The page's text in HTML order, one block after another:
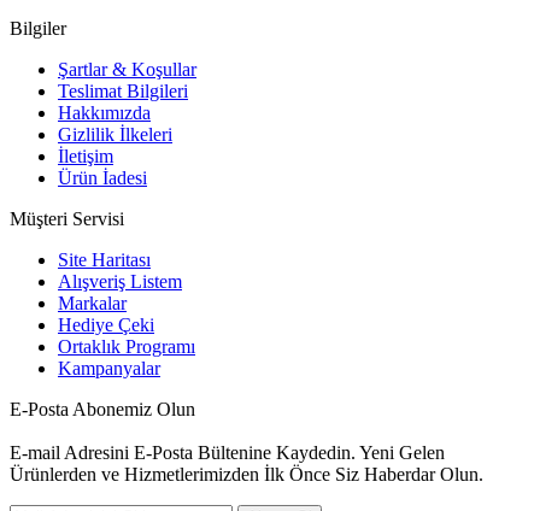
Bilgiler
Şartlar & Koşullar
Teslimat Bilgileri
Hakkımızda
Gizlilik İlkeleri
İletişim
Ürün İadesi
Müşteri Servisi
Site Haritası
Alışveriş Listem
Markalar
Hediye Çeki
Ortaklık Programı
Kampanyalar
E-Posta Abonemiz Olun
E-mail Adresini E-Posta Bültenine Kaydedin. Yeni Gelen
Ürünlerden ve Hizmetlerimizden İlk Önce Siz Haberdar Olun.